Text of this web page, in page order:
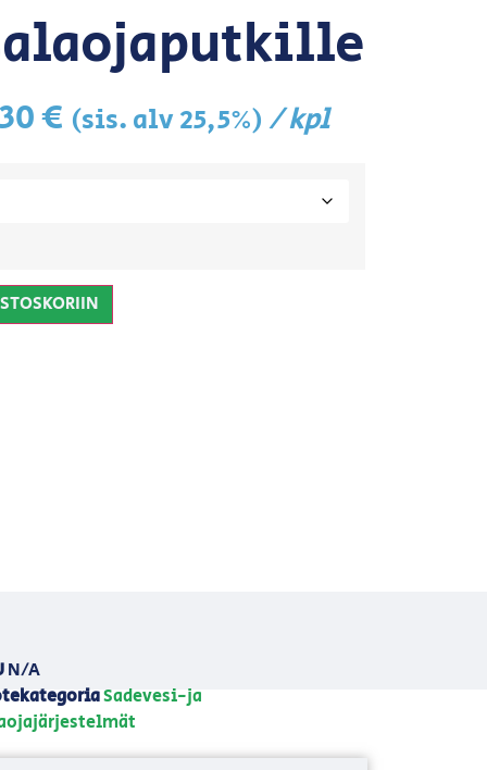
€ (sis. alv 25,5%)/ kpl
N/A
Sadevesi-ja